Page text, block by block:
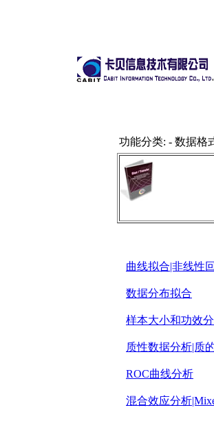
功能分类: - 数据格
曲线拟合|非线性
数据分布拟合
样本大小和功效
质性数据分析|质
ROC曲线分析
混合效应分析